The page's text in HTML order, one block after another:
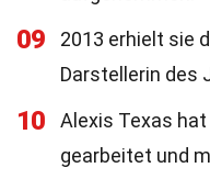
09
2013 erhielt sie
Darstellerin des
10
Alexis Texas
gearbeitet und